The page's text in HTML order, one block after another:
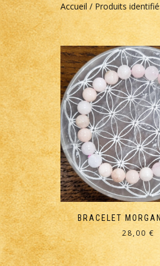
Accueil / Produits
BRACELET
28,00 €